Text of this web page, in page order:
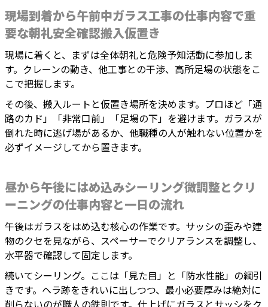
現場到着から午前中ガラス工事の仕事内容で重
要な朝礼安全確認搬入仮置き
現場に着くと、まずは全体朝礼と危険予知活動に参加しま
す。クレーンの動き、他工事との干渉、高所足場の状態をこ
こで把握します。
その後、搬入ルートと仮置き場所を決めます。プロほど「通
路のカド」「非常口前」「足場の下」を避けます。ガラスが
倒れた時に逃げ場があるか、他職種の人が触れない位置かを
必ずイメージしてから置きます。
昼から午後にはめ込みシーリング微調整とクリ
ーニングの仕事内容と一日の流れ
午後はガラスをはめ込む核心の作業です。サッシの歪みや建
物のクセを見ながら、スペーサーでクリアランスを調整し、
水平器で確認して固定します。
続いてシーリング。ここは「見た目」と「防水性能」の綱引
きです。ヘラ跡をきれいに出しつつ、最小必要厚みは絶対に